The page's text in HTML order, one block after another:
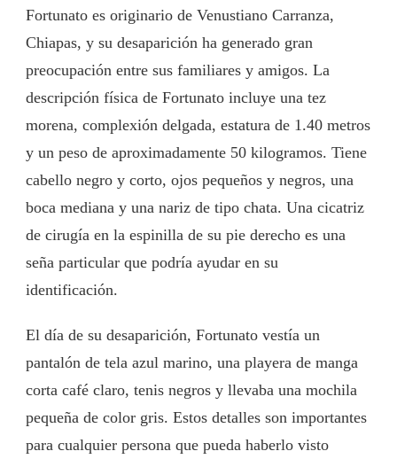
Fortunato es originario de Venustiano Carranza,
Chiapas, y su desaparición ha generado gran
preocupación entre sus familiares y amigos. La
descripción física de Fortunato incluye una tez
morena, complexión delgada, estatura de 1.40 metros
y un peso de aproximadamente 50 kilogramos. Tiene
cabello negro y corto, ojos pequeños y negros, una
boca mediana y una nariz de tipo chata. Una cicatriz
de cirugía en la espinilla de su pie derecho es una
seña particular que podría ayudar en su
identificación.
El día de su desaparición, Fortunato vestía un
pantalón de tela azul marino, una playera de manga
corta café claro, tenis negros y llevaba una mochila
pequeña de color gris. Estos detalles son importantes
para cualquier persona que pueda haberlo visto